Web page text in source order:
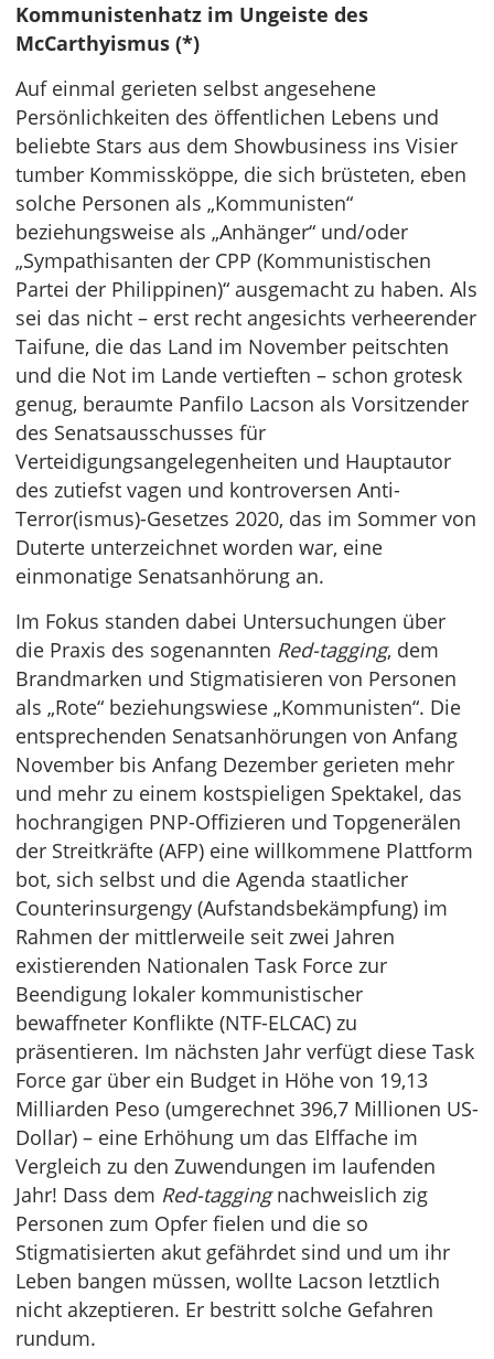
Kommunistenhatz im Ungeiste des
McCarthyismus (*)
Auf einmal gerieten selbst angesehene
Persönlichkeiten des öffentlichen Lebens und
beliebte Stars aus dem Showbusiness ins Visier
tumber Kommissköppe, die sich brüsteten, eben
solche Personen als „Kommunisten“
beziehungsweise als „Anhänger“ und/oder
„Sympathisanten der CPP (Kommunistischen
Partei der Philippinen)“ ausgemacht zu haben. Als
sei das nicht – erst recht angesichts verheerender
Taifune, die das Land im November peitschten
und die Not im Lande vertieften – schon grotesk
genug, beraumte Panfilo Lacson als Vorsitzender
des Senatsausschusses für
Verteidigungsangelegenheiten und Hauptautor
des zutiefst vagen und kontroversen Anti-
Terror(ismus)-Gesetzes 2020, das im Sommer von
Duterte unterzeichnet worden war, eine
einmonatige Senatsanhörung an.
Im Fokus standen dabei Untersuchungen über
die Praxis des sogenannten Red-tagging, dem
Brandmarken und Stigmatisieren von Personen
als „Rote“ beziehungswiese „Kommunisten“. Die
entsprechenden Senatsanhörungen von Anfang
November bis Anfang Dezember gerieten mehr
und mehr zu einem kostspieligen Spektakel, das
hochrangigen PNP-Offizieren und Topgenerälen
der Streitkräfte (AFP) eine willkommene Plattform
bot, sich selbst und die Agenda staatlicher
Counterinsurgengy (Aufstandsbekämpfung) im
Rahmen der mittlerweile seit zwei Jahren
existierenden Nationalen Task Force zur
Beendigung lokaler kommunistischer
bewaffneter Konflikte (NTF-ELCAC) zu
präsentieren. Im nächsten Jahr verfügt diese Task
Force gar über ein Budget in Höhe von 19,13
Milliarden Peso (umgerechnet 396,7 Millionen US-
Dollar) – eine Erhöhung um das Elffache im
Vergleich zu den Zuwendungen im laufenden
Jahr! Dass dem Red-taggingnachweislich zig
Personen zum Opfer fielen und die so
Stigmatisierten akut gefährdet sind und um ihr
Leben bangen müssen, wollte Lacson letztlich
nicht akzeptieren. Er bestritt solche Gefahren
rundum.